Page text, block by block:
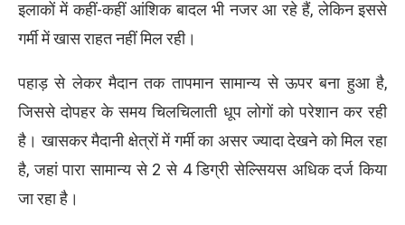
इलाकों में कहीं-कहीं आंशिक बादल भी नजर आ रहे हैं, लेकिन इससे
गर्मी में खास राहत नहीं मिल रही।
पहाड़ से लेकर मैदान तक तापमान सामान्य से ऊपर बना हुआ है,
जिससे दोपहर के समय चिलचिलाती धूप लोगों को परेशान कर रही
है। खासकर मैदानी क्षेत्रों में गर्मी का असर ज्यादा देखने को मिल रहा
है, जहां पारा सामान्य से 2 से 4 डिग्री सेल्सियस अधिक दर्ज किया
जा रहा है।